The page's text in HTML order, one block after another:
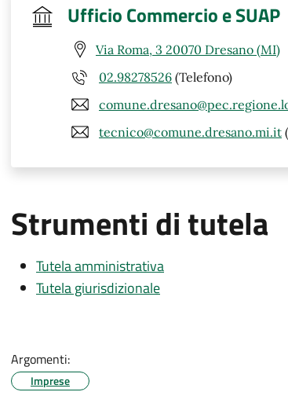
Ufficio Commercio e SUAP
Via Roma, 3 20070 Dresano (MI)
02.98278526 (Telefono)
tecnico@comune.dresano.mi.it
Strumenti di tutela
Tutela amministrativa
Tutela giurisdizionale
Argomenti:
Imprese